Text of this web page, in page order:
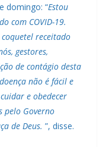
domingo: “Estou
com COVID-19.
receitado
gestores,
de contágio desta
não é fácil e
e obedecer
pelo Governo
de Deus. ”, disse.